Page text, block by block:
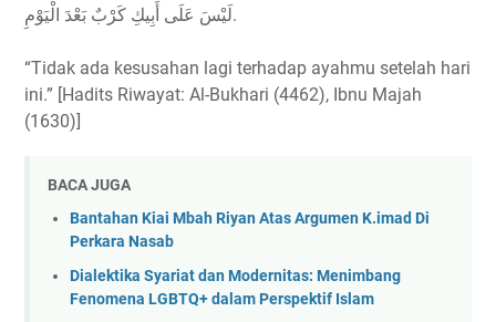
لَيْسَ عَلَى أَبِيكِ كَرْبٌ بَعْدَ الْيَوْمِ.
“Tidak ada kesusahan lagi terhadap ayahmu setelah hari
ini.” [Hadits Riwayat: Al-Bukhari (4462), Ibnu Majah
(1630)]
BACA JUGA
Bantahan Kiai Mbah Riyan Atas Argumen K.imad Di
Perkara Nasab
Dialektika Syariat dan Modernitas: Menimbang
Fenomena LGBTQ+ dalam Perspektif Islam